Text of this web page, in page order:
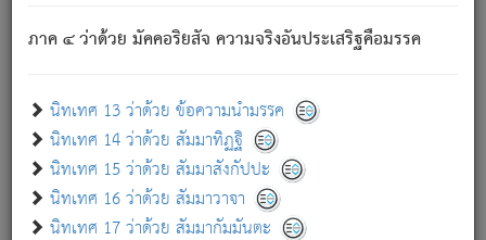
ภาค ๔ ว่าด้วย มัคคอริยสัจ ความจริงอันประเสริฐคือมรรค
นิทเทศ 13 ว่าด้วย ข้อความนำมรรค
นิทเทศ 14 ว่าด้วย สัมมาทิฏฐิ
นิทเทศ 15 ว่าด้วย สัมมาสังกัปปะ
นิทเทศ 16 ว่าด้วย สัมมาวาจา
นิทเทศ 17 ว่าด้วย สัมมากัมมันตะ
เกี่ยวกับธรรมโฆษณ์ออนไลน์ (Disclaimer)
แม้ระบบ "ธรรมโฆษณ์ออนไลน์" พยายามปรับปรุงข้อมูลให้ถูกต้องมากที่สุด
ผู้ศึกษาก็พึงตรวจสอบกับตัวเล่มหนังสือต้นฉบับ ที่มีการพิมพ์ครั้งล่าสุด
ก่อนนำข้อมูลไปใช้ในการอ้างอิง"
เกี่ยวกับอัตถจารี|เกี่ยวกับการพัฒนา|แจ้งข้อผิดพลาด / แนะนำ